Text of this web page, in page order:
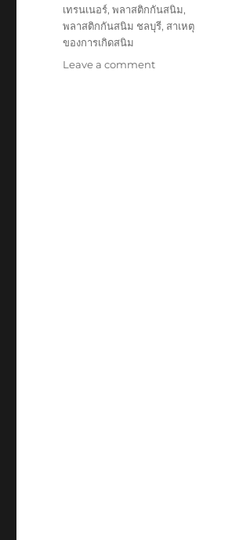
เทรนเนอร์,พลาสติกกันสนิม,
พลาสติกกันสนิม ชลบุรี, สาเหตุ
ของการเกิดสนิม
Leave a commenton